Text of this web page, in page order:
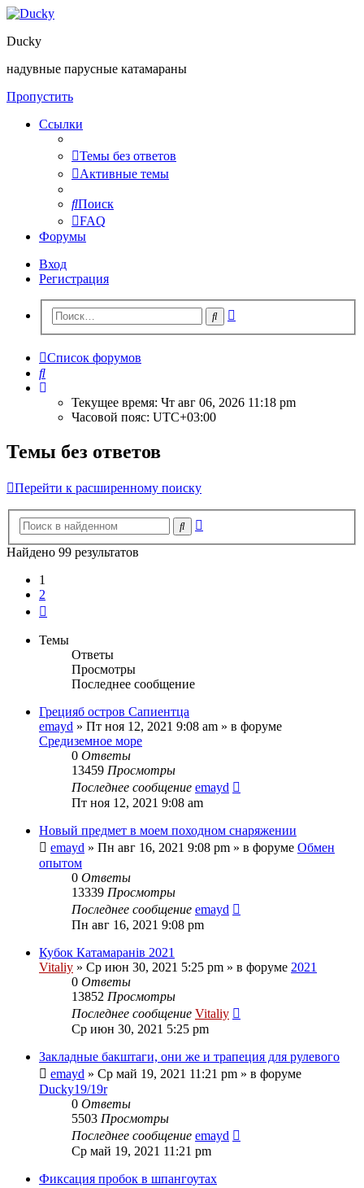
Ducky
надувные парусные катамараны
Пропустить
Ссылки
Темы без ответов
Активные темы
Поиск
FAQ
Форумы
Вход
Регистрация
Поиск
Список форумов
Поиск
Текущее время: Чт авг 06, 2026 11:18 pm
Часовой пояс: UTC+03:00
Темы без ответов
Перейти к расширенному поиску
Поиск
Найдено 99 результатов
1
2
Темы
Ответы
Просмотры
Последнее сообщение
Грецияб остров Сапиентца
emayd » Пт ноя 12, 2021 9:08 am » в форуме
Средиземное море
0 Ответы
13459 Просмотры
Последнее сообщение emayd
Пт ноя 12, 2021 9:08 am
Новый предмет в моем походном снаряжении
emayd » Пн авг 16, 2021 9:08 pm » в форуме Обмен
опытом
0 Ответы
13339 Просмотры
Последнее сообщение emayd
Пн авг 16, 2021 9:08 pm
Кубок Катамаранів 2021
Vitaliy » Ср июн 30, 2021 5:25 pm » в форуме 2021
0 Ответы
13852 Просмотры
Последнее сообщение Vitaliy
Ср июн 30, 2021 5:25 pm
Закладные бакштаги, они же и трапеция для рулевого
emayd » Ср май 19, 2021 11:21 pm » в форуме
Ducky19/19r
0 Ответы
5503 Просмотры
Последнее сообщение emayd
Ср май 19, 2021 11:21 pm
Фиксация пробок в шпангоутах